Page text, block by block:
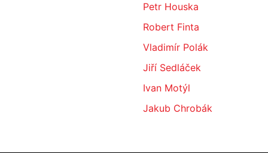
Petr Houska
Robert Finta
Vladimír Polák
Jiří Sedláček
Ivan Motýl
Jakub Chrobák